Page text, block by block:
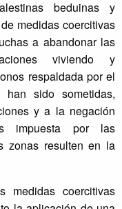
beduinas y
medidas coercitivas
a abandonar las
viviendo y
respaldada por el
sido sometidas,
y a la negación
impuesta por las
zonas resulten en la
medidas coercitivas